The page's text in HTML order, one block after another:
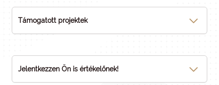
Támogatott projektek
Jelentkezzen Ön is értékelőnek!